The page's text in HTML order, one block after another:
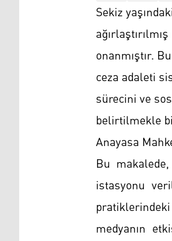
Sekiz
onanmıştır.
ceza adaleti
sürecini ve
belirtilmekle
Anayasa
Bu
istasyonu
medyanın